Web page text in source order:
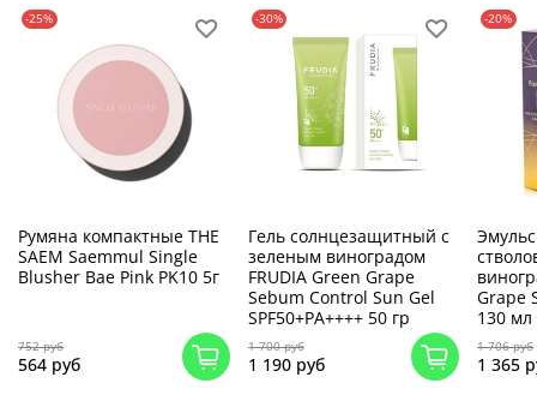
-25%
Румяна компактные THE
SAEM Saemmul Single
Blusher Bae Pink PK10 5г
752 руб
564 руб
-30%
Гель солнцезащитный с
зеленым виноградом
FRUDIA Green Grape
Sebum Control Sun Gel
SPF50+PA++++ 50 гр
1 700 руб
1 190 руб
-20%
Grape
130 мл
1 706 руб
1 365